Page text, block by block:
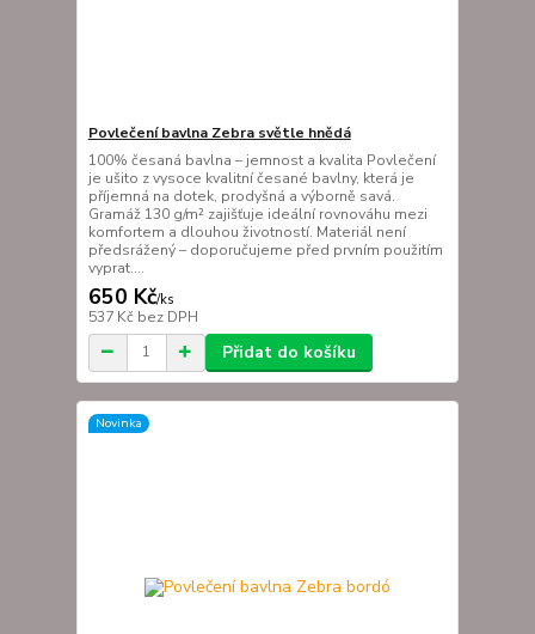
Povlečení bavlna Zebra světle hnědá
100% česaná bavlna – jemnost a kvalita Povlečení
je ušito z vysoce kvalitní česané bavlny, která je
příjemná na dotek, prodyšná a výborně savá.
Gramáž 130 g/m² zajišťuje ideální rovnováhu mezi
komfortem a dlouhou životností. Materiál není
předsrážený – doporučujeme před prvním použitím
vyprat....
650 Kč/ks
537 Kč bez DPH
Přidat do košíku
Novinka